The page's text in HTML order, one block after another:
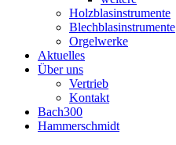
Holzblasinstrumente
Blechblasinstrumente
Orgelwerke
Aktuelles
Über uns
Vertrieb
Kontakt
Bach300
Hammerschmidt